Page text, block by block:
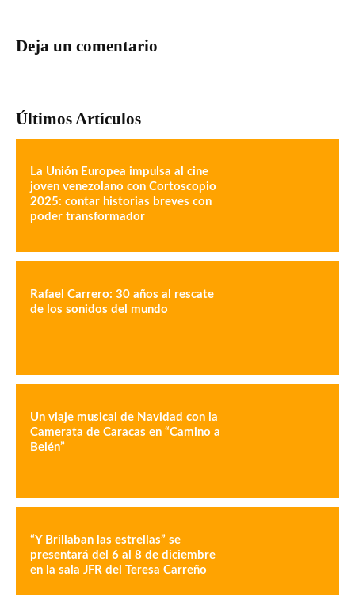
Deja un comentario
Últimos Artículos
La Unión Europea impulsa al cine
joven venezolano con Cortoscopio
2025: contar historias breves con
poder transformador
Rafael Carrero: 30 años al rescate
de los sonidos del mundo
Un viaje musical de Navidad con la
Camerata de Caracas en “Camino a
Belén”
“Y Brillaban las estrellas” se
presentará del 6 al 8 de diciembre
en la sala JFR del Teresa Carreño